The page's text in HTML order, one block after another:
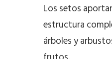
Los setos
estructura
árboles y